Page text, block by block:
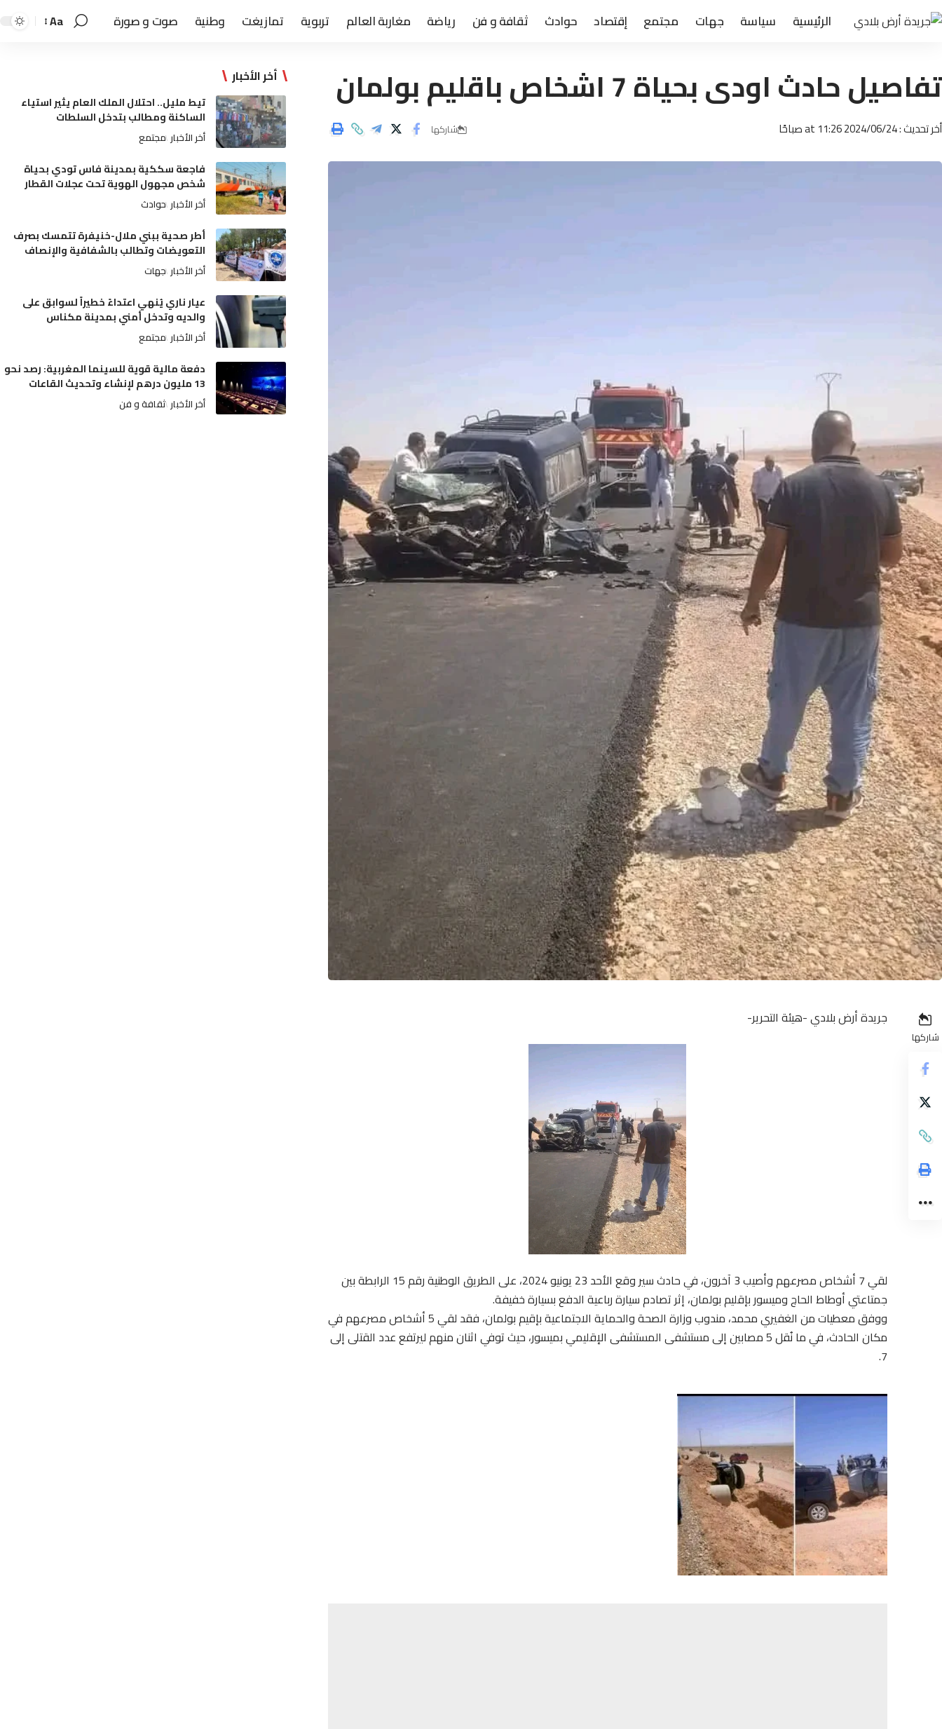
الرئيسية سياسة جهات مجتمع إقتصاد حوادث ثقافة و فن رياضة مغاربة العالم تربوية تمازيغت وطنية صوت و صورة Aa
تفاصيل حادث اودى بحياة 7 اشخاص باقليم بولمان
أخر تحديث : 2024/06/24 at 11:26 صباحًا شاركها
شاركها
جريدة أرض بلادي -هيئة التحرير-
لقي 7 أشخاص مصرعهم وأصيب 3 آخرون، في حادث سير وقع الأحد 23 يونيو 2024، على الطريق الوطنية رقم 15 الرابطة بين
جمتاعتي أوطاط الحاج وميسور بإقليم بولمان، إثر تصادم سيارة رباعية الدفع بسيارة خفيفة.
ووفق معطيات من الغفيري محمد، مندوب وزارة الصحة والحماية الاجتماعية بإقيم بولمان، فقد لقي 5 أشخاص مصرعهم في
مكان الحادث، في ما نُقل 5 مصابين إلى مستشفى المستشفى الإقليمي بميسور، حيث توفي اثنان منهم ليرتفع عدد القتلى إلى
7.
أخر الأخبار
تيط مليل.. احتلال الملك العام يثير استياء
الساكنة ومطالب بتدخل السلطات
أخر الأخبار مجتمع
فاجعة سككية بمدينة فاس تودي بحياة
شخص مجهول الهوية تحت عجلات القطار
أخر الأخبار حوادث
أطر صحية ببني ملال-خنيفرة تتمسك بصرف
التعويضات وتطالب بالشفافية والإنصاف
أخر الأخبار جهات
عيار ناري يُنهي اعتداءً خطيراً لسوابق على
والديه وتدخل أمني بمدينة مكناس
أخر الأخبار مجتمع
دفعة مالية قوية للسينما المغربية: رصد نحو
13 مليون درهم لإنشاء وتحديث القاعات
أخر الأخبار ثقافة و فن